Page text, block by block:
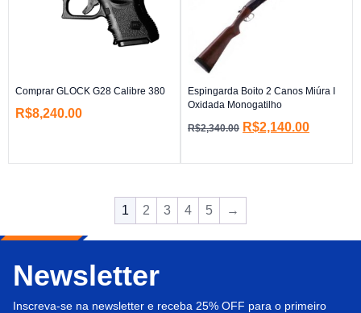
Comprar GLOCK G28 Calibre 380
R$8,240.00
Espingarda Boito 2 Canos Miúra I
Oxidada Monogatilho
R$2,340.00 R$2,140.00
1 2 3 4 5 →
Newsletter
Inscreva-se na newsletter e receba 25% OFF para o primeiro